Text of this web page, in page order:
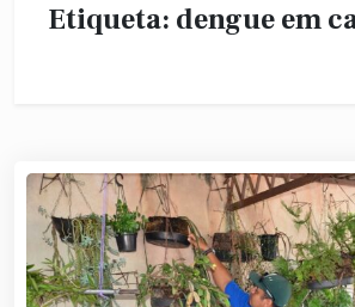
Etiqueta: dengue em